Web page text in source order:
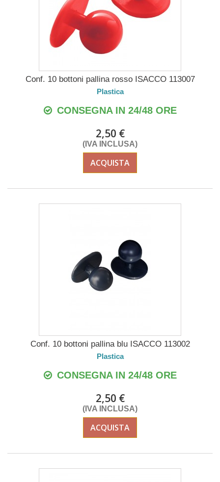
Conf. 10 bottoni pallina rosso ISACCO 113007
Plastica
CONSEGNA IN 24/48 ORE
2,50 €
(IVA INCLUSA)
ACQUISTA
Conf. 10 bottoni pallina blu ISACCO 113002
Plastica
CONSEGNA IN 24/48 ORE
2,50 €
(IVA INCLUSA)
ACQUISTA